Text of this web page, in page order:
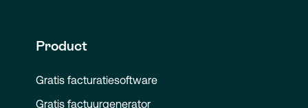
Product
Gratis facturatiesoftware
Gratis factuurgenerator